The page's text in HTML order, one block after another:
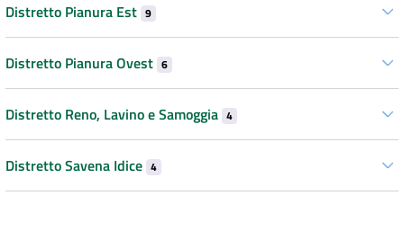
Distretto Pianura Est 9
Distretto Pianura Ovest 6
Distretto Reno, Lavino e Samoggia 4
Distretto Savena Idice 4